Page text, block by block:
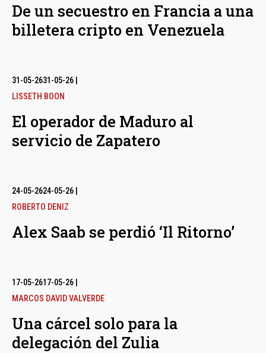
De un secuestro en Francia a una
billetera cripto en Venezuela
31-05-2631-05-26
LISSETH BOON
El operador de Maduro al
servicio de Zapatero
24-05-2624-05-26
ROBERTO DENIZ
Alex Saab se perdió ‘Il Ritorno’
17-05-2617-05-26
MARCOS DAVID VALVERDE
Una cárcel solo para la
delegación del Zulia